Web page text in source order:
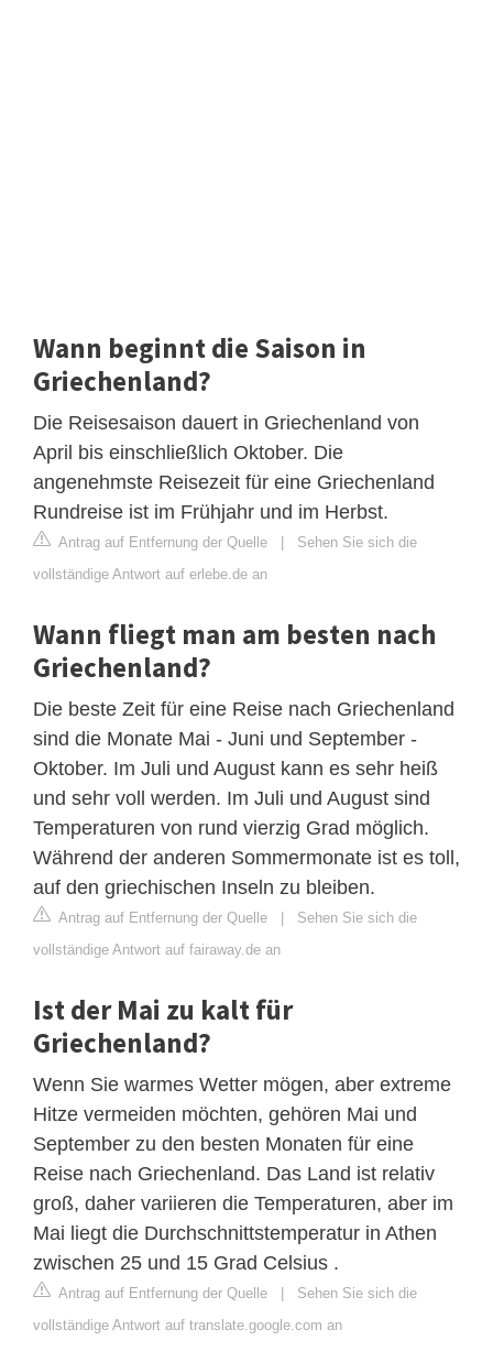
Wann beginnt die Saison in
Griechenland?
Die Reisesaison dauert in Griechenland von
April bis einschließlich Oktober. Die
angenehmste Reisezeit für eine Griechenland
Rundreise ist im Frühjahr und im Herbst.
Antrag auf Entfernung der Quelle | Sehen Sie sich die
vollständige Antwort auf erlebe.de an
Wann fliegt man am besten nach
Griechenland?
Die beste Zeit für eine Reise nach Griechenland
sind die Monate Mai - Juni und September -
Oktober. Im Juli und August kann es sehr heiß
und sehr voll werden. Im Juli und August sind
Temperaturen von rund vierzig Grad möglich.
Während der anderen Sommermonate ist es toll,
auf den griechischen Inseln zu bleiben.
Antrag auf Entfernung der Quelle | Sehen Sie sich die
vollständige Antwort auf fairaway.de an
Ist der Mai zu kalt für
Griechenland?
Wenn Sie warmes Wetter mögen, aber extreme
Hitze vermeiden möchten, gehören Mai und
September zu den besten Monaten für eine
Reise nach Griechenland. Das Land ist relativ
groß, daher variieren die Temperaturen, aber im
Mai liegt die Durchschnittstemperatur in Athen
zwischen 25 und 15 Grad Celsius .
Antrag auf Entfernung der Quelle | Sehen Sie sich die
vollständige Antwort auf translate.google.com an